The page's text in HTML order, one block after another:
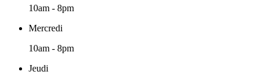
10am - 8pm
Mercredi
10am - 8pm
Jeudi